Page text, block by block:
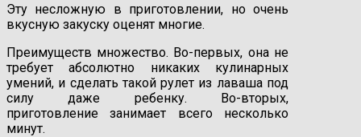
Эту несложную в приготовлении, но очень
вкусную закуску оценят многие.
Преимуществ множество. Во-первых, она не
требует абсолютно никаких кулинарных
умений, и сделать такой рулет из лаваша под
силу даже ребенку. Во-вторых,
приготовление занимает всего несколько
минут.